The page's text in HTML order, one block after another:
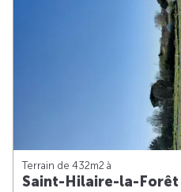
Terrain de 432m2 à
Saint-Hilaire-la-Forêt